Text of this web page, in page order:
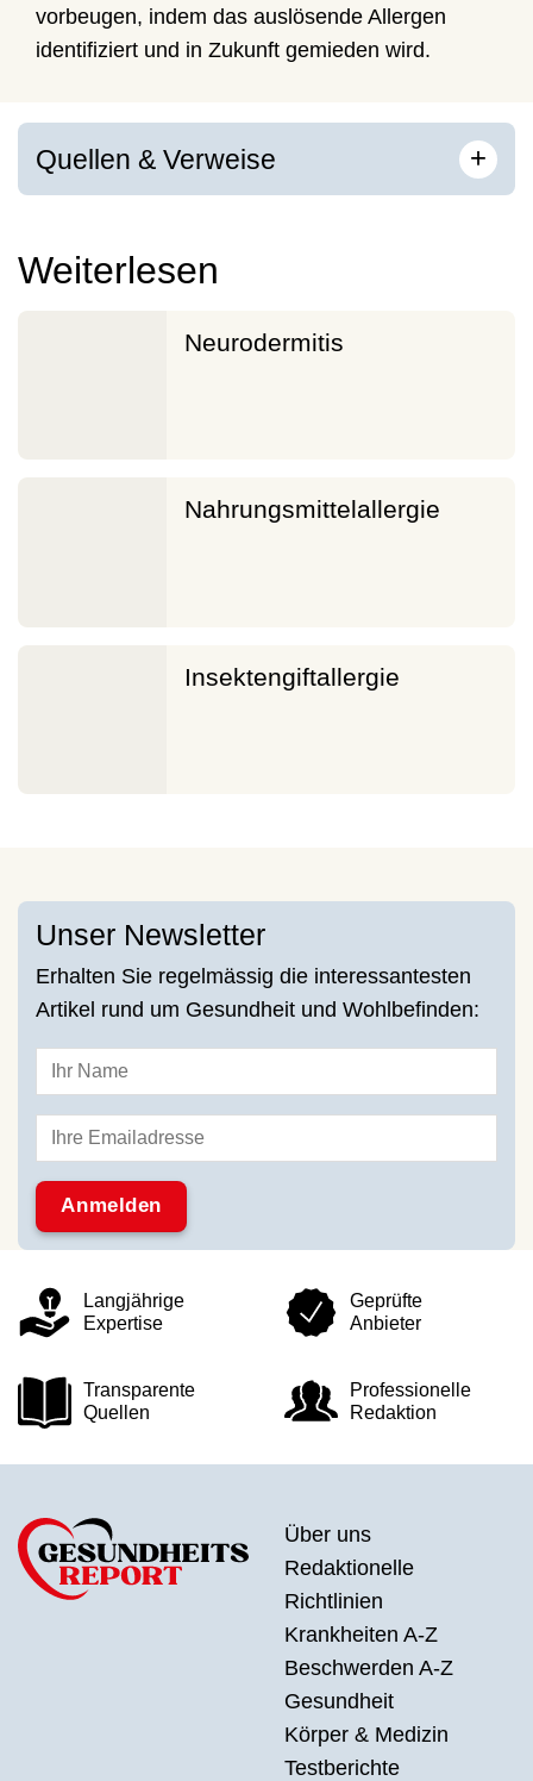
vorbeugen, indem das auslösende Allergen
identifiziert und in Zukunft gemieden wird.
Quellen & Verweise +
Weiterlesen
Neurodermitis
Nahrungsmittelallergie
Insektengiftallergie
Unser Newsletter
Erhalten Sie regelmässig die interessantesten
Artikel rund um Gesundheit und Wohlbefinden:
Langjährige
Expertise
Geprüfte
Anbieter
Transparente
Quellen
Professionelle
Redaktion
Über uns
Redaktionelle
Richtlinien
Krankheiten A-Z
Beschwerden A-Z
Gesundheit
Körper & Medizin
Testberichte